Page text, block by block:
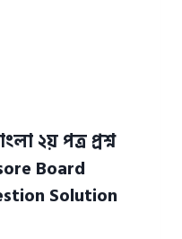
২য় পত্র প্রশ্ন
Board
Solution